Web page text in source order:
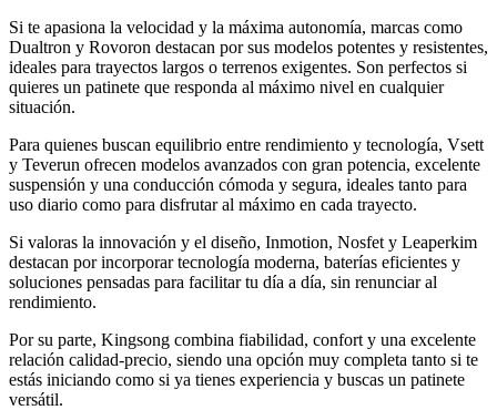
Si te apasiona la velocidad y la máxima autonomía, marcas como
Dualtron y Rovoron destacan por sus modelos potentes y resistentes,
ideales para trayectos largos o terrenos exigentes. Son perfectos si
quieres un patinete que responda al máximo nivel en cualquier
situación.
Para quienes buscan equilibrio entre rendimiento y tecnología, Vsett
y Teverun ofrecen modelos avanzados con gran potencia, excelente
suspensión y una conducción cómoda y segura, ideales tanto para
uso diario como para disfrutar al máximo en cada trayecto.
Si valoras la innovación y el diseño, Inmotion, Nosfet y Leaperkim
destacan por incorporar tecnología moderna, baterías eficientes y
soluciones pensadas para facilitar tu día a día, sin renunciar al
rendimiento.
Por su parte, Kingsong combina fiabilidad, confort y una excelente
relación calidad-precio, siendo una opción muy completa tanto si te
estás iniciando como si ya tienes experiencia y buscas un patinete
versátil.